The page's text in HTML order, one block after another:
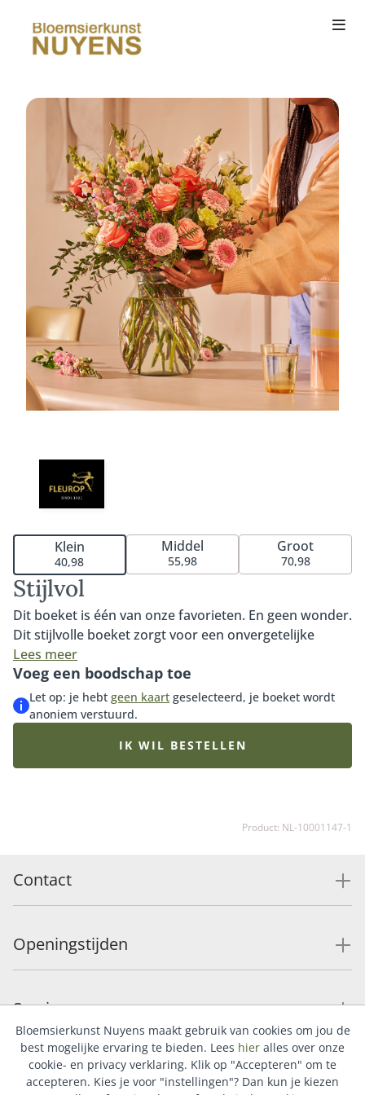
Stijlvol
Dit boeket is één van onze favorieten. En geen wonder.
Dit stijlvolle boeket zorgt voor een onvergetelijke
verrassing dankzij de prachtige combinatie van roze
rozen, gerbera's en de prachtige Eustoma. Met recht
een stijlvol boeket om iemand een onvergetelijke dag
mee te bezorgen. Tip: maak de verrassing compleet
heerlijke chocolade.
Lees meer
Klein
40,98
Middel
55,98
Groot
70,98
Voeg een boodschap toe
Let op: je hebt geen kaart geselecteerd, je boeket wordt
anoniem verstuurd.
IK WIL BESTELLEN
Product: NL-10001147-1
Contact
Openingstijden
Service
Populaire categorieën
Bloemsierkunst Nuyens maakt gebruik van cookies om jou de
best mogelijke ervaring te bieden. Lees hier alles over onze
cookie- en privacy verklaring. Klik op "Accepteren" om te
accepteren. Kies je voor "instellingen"? Dan kun je kiezen